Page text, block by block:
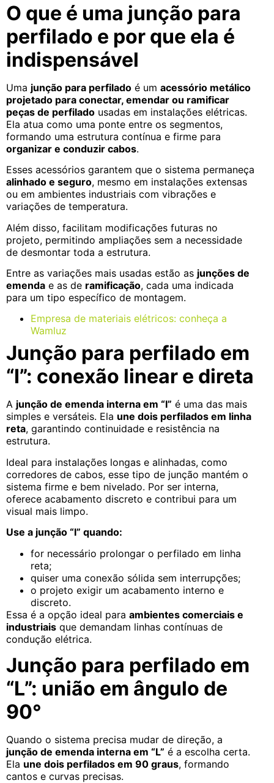
O que é uma junção para
perfilado e por que ela é
indispensável
Uma junção para perfilado é um acessório metálico
projetado para conectar, emendar ou ramificar
peças de perfilado usadas em instalações elétricas.
Ela atua como uma ponte entre os segmentos,
formando uma estrutura contínua e firme para
organizar e conduzir cabos.
Esses acessórios garantem que o sistema permaneça
alinhado e seguro, mesmo em instalações extensas
ou em ambientes industriais com vibrações e
variações de temperatura.
Além disso, facilitam modificações futuras no
projeto, permitindo ampliações sem a necessidade
de desmontar toda a estrutura.
Entre as variações mais usadas estão as junções de
emenda e as de ramificação, cada uma indicada
para um tipo específico de montagem.
Empresa de materiais elétricos: conheça a
Wamluz
Junção para perfilado em
“I”: conexão linear e direta
A junção de emenda interna em “I” é uma das mais
simples e versáteis. Ela une dois perfilados em linha
reta, garantindo continuidade e resistência na
estrutura.
Ideal para instalações longas e alinhadas, como
corredores de cabos, esse tipo de junção mantém o
sistema firme e bem nivelado. Por ser interna,
oferece acabamento discreto e contribui para um
visual mais limpo.
Use a junção “I” quando:
for necessário prolongar o perfilado em linha
reta;
quiser uma conexão sólida sem interrupções;
o projeto exigir um acabamento interno e
discreto.
Essa é a opção ideal para ambientes comerciais e
industriais que demandam linhas contínuas de
condução elétrica.
Junção para perfilado em
“L”: união em ângulo de
90°
Quando o sistema precisa mudar de direção, a
junção de emenda interna em “L” é a escolha certa.
Ela une dois perfilados em 90 graus, formando
cantos e curvas precisas.